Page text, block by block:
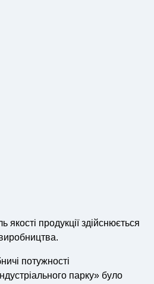
якості продукції здійснюється
потужності
парку» було